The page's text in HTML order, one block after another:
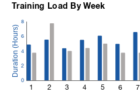
Training Load By Week
1 2 3 4 5 6 7
0
2
4
6
8